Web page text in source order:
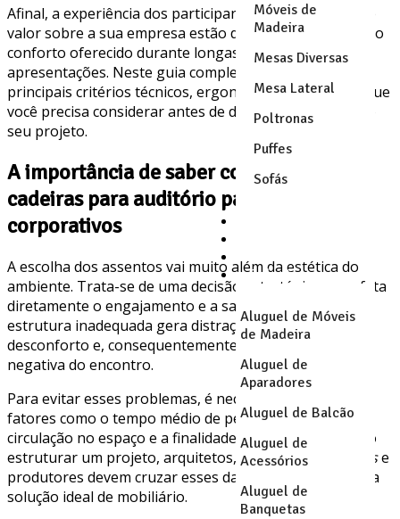
Móveis de
Madeira
Mesas Diversas
Mesa Lateral
Poltronas
Puffes
Sofás
Octanorm
Soluções
Aluguel de Móveis
de Madeira
Aluguel de
Aparadores
Aluguel de Balcão
Aluguel de
Acessórios
Aluguel de
Banquetas
Afinal, a experiência dos participantes e a percepção de
valor sobre a sua empresa estão diretamente ligadas ao
conforto oferecido durante longas horas de
apresentações. Neste guia completo, explicaremos os
principais critérios técnicos, ergonômicos e de layout que
você precisa considerar antes de definir o mobiliário do
seu projeto.
A importância de saber como escolher
cadeiras para auditório para eventos
corporativos
A escolha dos assentos vai muito além da estética do
ambiente. Trata-se de uma decisão estratégica que afeta
diretamente o engajamento e a saúde do público. Uma
estrutura inadequada gera distrações físicas,
desconforto e, consequentemente, uma avaliação
negativa do encontro.
Para evitar esses problemas, é necessário analisar
fatores como o tempo médio de permanência, a
circulação no espaço e a finalidade principal do local. Ao
estruturar um projeto, arquitetos, gestores de
facilitiese
produtores devem cruzar esses dados para encontrar a
solução ideal de mobiliário.